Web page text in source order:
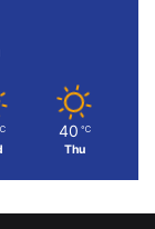
40 ℃
Thu